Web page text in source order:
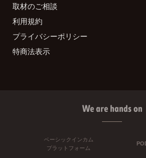
取材のご相談
利用規約
プライバシーポリシー
特商法表示
We are hands on
ベーシックインカム
プラットフォーム